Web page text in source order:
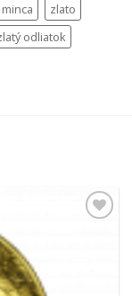
zlato
odliatok